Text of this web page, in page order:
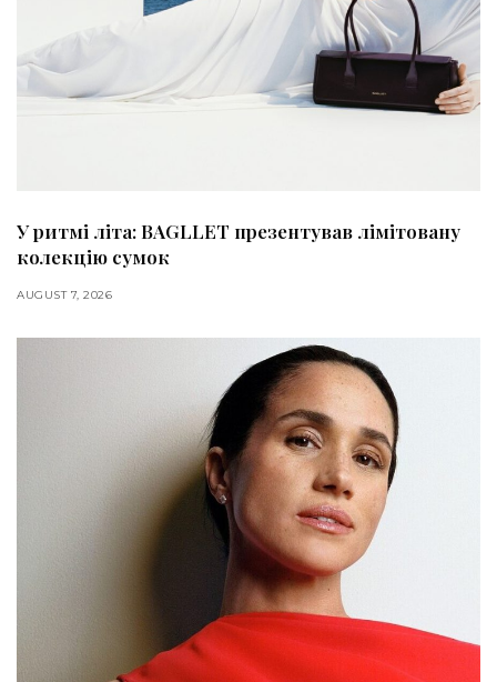
У ритмі літа: BAGLLET презентував лімітовану
колекцію сумок
AUGUST 7, 2026